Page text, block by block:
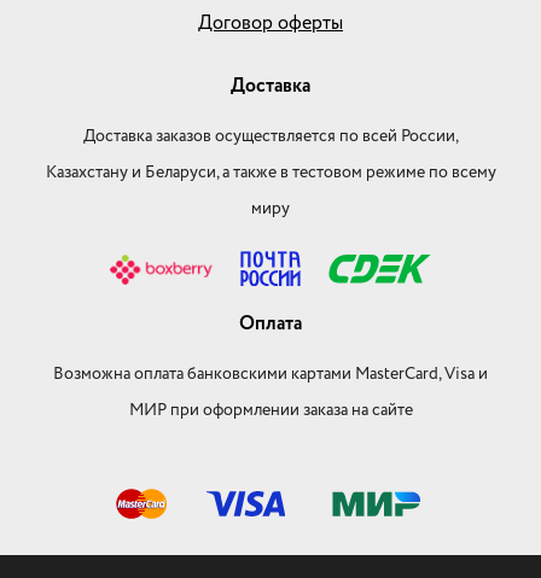
Договор оферты
Доставка
Доставка заказов осуществляется по всей России,
Казахстану и Беларуси, а также в тестовом режиме по всему
миру
Оплата
Возможна оплата банковскими картами MasterCard, Visa и
МИР при оформлении заказа на сайте